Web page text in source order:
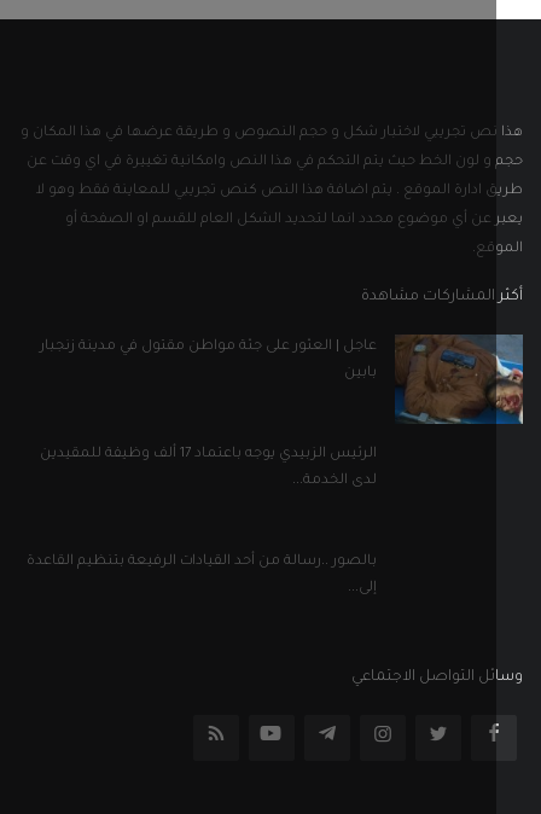
تجريبي لاختبار شكل و حجم النصوص و طريقة عرضها في هذا المكان و
لون الخط حيث يتم التحكم في هذا النص وامكانية تغييرة في اي وقت عن
ادارة الموقع . يتم اضافة هذا النص كنص تجريبي للمعاينة فقط وهو لا
عن أي موضوع محدد انما لتحديد الشكل العام للقسم او الصفحة أو
المشاركات مشاهدة
عاجل | العثور على جثة مواطن مقتول في مدينة زنجبار
بابين
الرئيس الزبيدي يوجه باعتماد 17 ألف وظيفة للمقيدين
لدى الخدمة...
بالصور ..رسالة من أحد القيادات الرفيعة بتنظيم القاعدة
التواصل الاجتماعي